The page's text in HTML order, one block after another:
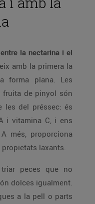
la nectarina i el
amb la primera la
forma plana. Les
fruita de pinyol són
les del préssec: és
i vitamina C, i ens
més, proporciona
laxants.
peces que no
dolces igualment.
a la pell o parts